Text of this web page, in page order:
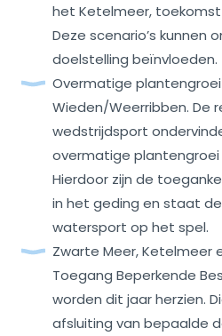
het Ketelmeer, toekomst
Deze scenario’s kunnen
doelstelling beïnvloeden.
Overmatige
Wieden/Weerribben. De
wedstrijdsport
overmatige plantengroei
Hierdoor zijn de
in het geding en staat
watersport op het spel.
Zwarte Meer, Ketelmeer
Toegang Beperkende
worden dit jaar herzien.
afsluiting van bepaalde